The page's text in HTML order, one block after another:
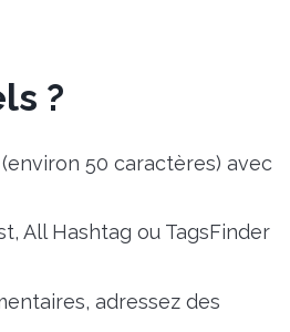
?
50 caractères) avec
All Hashtag ou TagsFinder
adressez des